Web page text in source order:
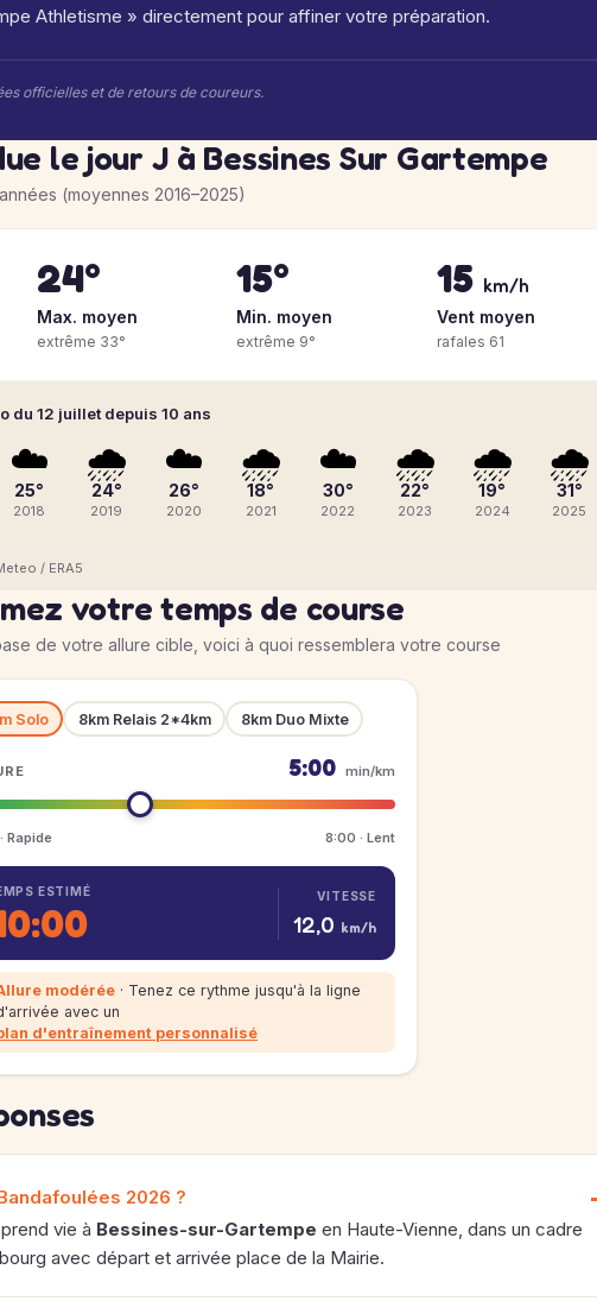
Athletisme » directement pour affiner votre préparation.
officielles et de retours de coureurs.
le jour J à Bessines Sur Gartempe
(moyennes 2016–2025)
24°
Max. moyen
extrême 33°
15°
Min. moyen
extrême 9°
15 km/h
Vent moyen
rafales 61
du 12 juillet depuis 10 ans
☁️
25°
2018
🌧️
24°
2019
☁️
26°
2020
🌧️
18°
2021
☁️
30°
2022
🌧️
22°
2023
🌧️
19°
2024
🌧️
31°
2025
/ ERA5
votre temps de course
de votre allure cible, voici à quoi ressemblera votre course
Solo 8km Relais 2*4km 8km Duo Mixte
5:00 min/km
Rapide 8:00 · Lent
ESTIMÉ VITESSE
12,0 km/h
modérée · Tenez ce rythme jusqu'à la ligne
avec un
d'entraînement personnalisé
2026 ?
vie à Bessines-sur-Gartempe en Haute-Vienne, dans un cadre
avec départ et arrivée place de la Mairie.